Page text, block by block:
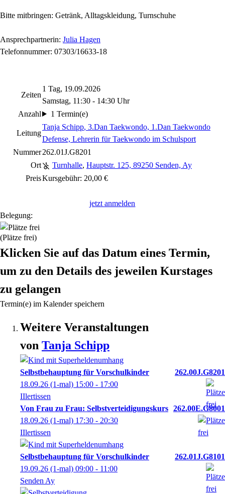
Bitte mitbringen: Getränk, Alltagskleidung, Turnschuhe
Ansprechpartnerin: Julia Hagen
Telefonnummer: 07303/16633-18
Zeiten
1 Tag, 19.09.2026
Samstag, 11:30 - 14:30 Uhr
Anzahl
1 Termin(e)
Leitung
Tanja Schipp, 3.Dan Taekwondo, 1.Dan Taekwondo
Defense, Lehrerin für Taekwondo im Schulsport
Nummer262.01J.G8201
Ort
Turnhalle, Hauptstr. 125, 89250 Senden, Ay
PreisKursgebühr: 20,00 €
jetzt anmelden
Belegung:
(Plätze frei)
Klicken Sie auf das Datum eines Termin,
um zu den Details des jeweilen Kurstages
zu gelangen
Termin(e) im Kalender speichern
Weitere Veranstaltungen
von Tanja Schipp
Selbstbehauptung für Vorschulkinder
262.00J.G8201
18.09.26 (1-mal) 15:00 - 17:00
IIlertissen
Von Frau zu Frau: Selbstverteidigungskurs 262.00E.G8001
18.09.26 (1-mal) 17:30 - 20:30
IIlertissen
Selbstbehauptung für Vorschulkinder
262.01J.G8101
19.09.26 (1-mal) 09:00 - 11:00
Senden Ay